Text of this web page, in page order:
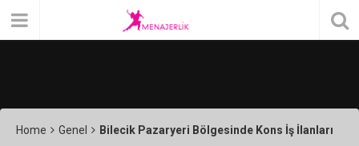
Home Genel Bilecik Pazaryeri Bölgesinde Kons İş İlanları